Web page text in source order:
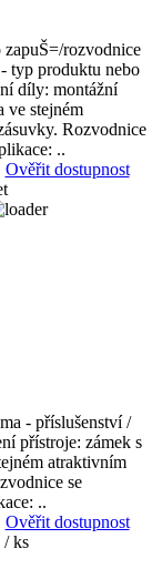
rozvodnice
typ produktu nebo
díly: montážní
ve stejném
Rozvodnice
..
Ověřit dostupnost
- příslušenství /
přístroje: zámek s
atraktivním
se
..
Ověřit dostupnost
/ ks